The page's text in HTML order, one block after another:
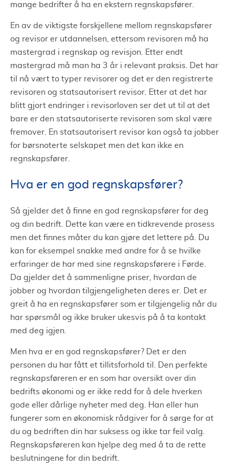
mange bedrifter å ha en ekstern regnskapsfører.
En av de viktigste forskjellene mellom regnskapsfører
og revisor er utdannelsen, ettersom revisoren må ha
mastergrad i regnskap og revisjon. Etter endt
mastergrad må man ha 3 år i relevant praksis. Det har
til nå vært to typer revisorer og det er den registrerte
revisoren og statsautorisert revisor. Etter at det har
blitt gjort endringer i revisorloven ser det ut til at det
bare er den statsautoriserte revisoren som skal være
fremover. En statsautorisert revisor kan også ta jobber
for børsnoterte selskapet men det kan ikke en
regnskapsfører.
Hva er en god regnskapsfører?
Så gjelder det å finne en god regnskapsfører for deg
og din bedrift. Dette kan være en tidkrevende prosess
men det finnes måter du kan gjøre det lettere på. Du
kan for eksempel snakke med andre for å se hvilke
erfaringer de har med sine regnskapsførere i Førde.
Da gjelder det å sammenligne priser, hvordan de
jobber og hvordan tilgjengeligheten deres er. Det er
greit å ha en regnskapsfører som er tilgjengelig når du
har spørsmål og ikke bruker ukesvis på å ta kontakt
med deg igjen.
Men hva er en god regnskapsfører? Det er den
personen du har fått et tillitsforhold til. Den perfekte
regnskapsføreren er en som har oversikt over din
bedrifts økonomi og er ikke redd for å dele hverken
gode eller dårlige nyheter med deg. Han eller hun
fungerer som en økonomisk rådgiver for å sørge for at
du og bedriften din har suksess og ikke tar feil valg.
Regnskapsføreren kan hjelpe deg med å ta de rette
beslutningene for din bedrift.